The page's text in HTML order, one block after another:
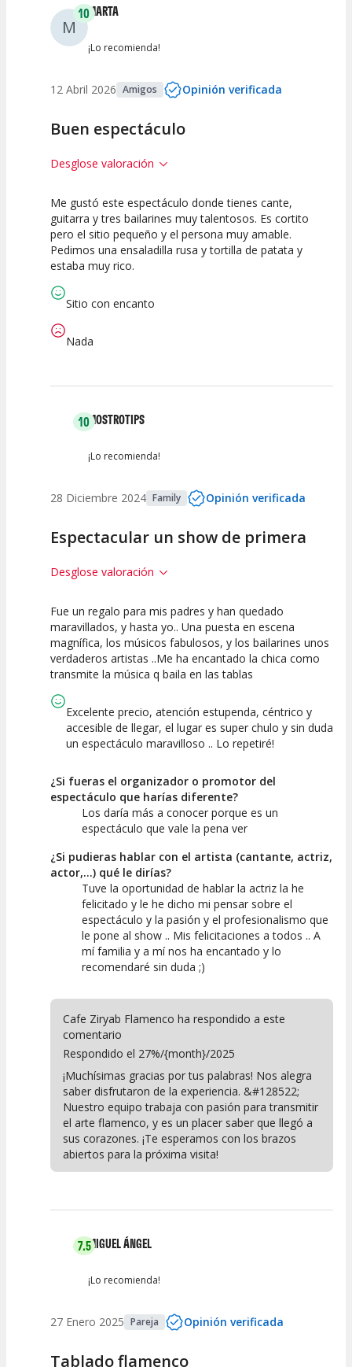
M
10MARTA
¡Lo recomienda!
12 Abril 2026 Amigos Opinión verificada
Buen espectáculo
Desglose valoración
10
Calidad del
Espectáculo
10
Puesta en
Escena
10
Interpretación
artística
Me gustó este espectáculo donde tienes cante,
guitarra y tres bailarines muy talentosos. Es cortito
pero el sitio pequeño y el persona muy amable.
Pedimos una ensaladilla rusa y tortilla de patata y
estaba muy rico.
Sitio con encanto
Nada
10MOSTROTIPS
¡Lo recomienda!
28 Diciembre 2024 Family Opinión verificada
Espectacular un show de primera
Desglose valoración
10
Calidad del
Espectáculo
10
Puesta en
Escena
10
Interpretación
artística
Fue un regalo para mis padres y han quedado
maravillados, y hasta yo.. Una puesta en escena
magnífica, los músicos fabulosos, y los bailarines unos
verdaderos artistas ..Me ha encantado la chica como
transmite la música q baila en las tablas
Excelente precio, atención estupenda, céntrico y
accesible de llegar, el lugar es super chulo y sin duda
un espectáculo maravilloso .. Lo repetiré!
¿Si fueras el organizador o promotor del
espectáculo que harías diferente?
Los daría más a conocer porque es un
espectáculo que vale la pena ver
¿Si pudieras hablar con el artista (cantante, actriz,
actor,...) qué le dirías?
Tuve la oportunidad de hablar la actriz la he
felicitado y le he dicho mi pensar sobre el
espectáculo y la pasión y el profesionalismo que
le pone al show .. Mis felicitaciones a todos .. A
mí familia y a mí nos ha encantado y lo
recomendaré sin duda ;)
Cafe Ziryab Flamenco ha respondido a este
comentario
Respondido el 27%/{month}/2025
¡Muchísimas gracias por tus palabras! Nos alegra
saber disfrutaron de la experiencia. &#128522;
Nuestro equipo trabaja con pasión para transmitir
el arte flamenco, y es un placer saber que llegó a
sus corazones. ¡Te esperamos con los brazos
abiertos para la próxima visita!
7.5MIGUEL ÁNGEL
¡Lo recomienda!
27 Enero 2025 Pareja Opinión verificada
Tablado flamenco